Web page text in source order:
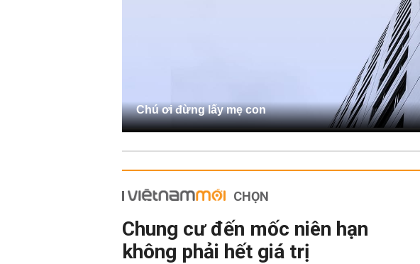
Chú ơi đừng lấy mẹ con
CHỌN
Chung cư đến mốc niên hạn
không phải hết giá trị